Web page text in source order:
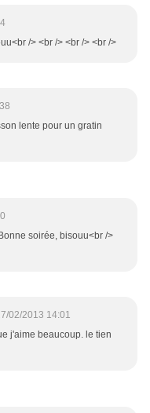
/> <br /> <br /> <br />
lente pour un gratin
soirée, bisouu<br />
02/2013 14:01
j'aime beaucoup. le tien